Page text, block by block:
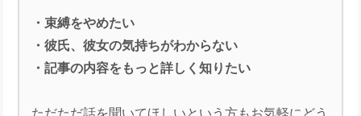
・束縛をやめたい
・彼氏、彼女の気持ちがわからない
・記事の内容をもっと詳しく知りたい